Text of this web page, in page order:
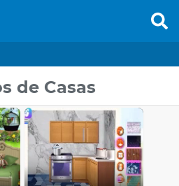
de Casas